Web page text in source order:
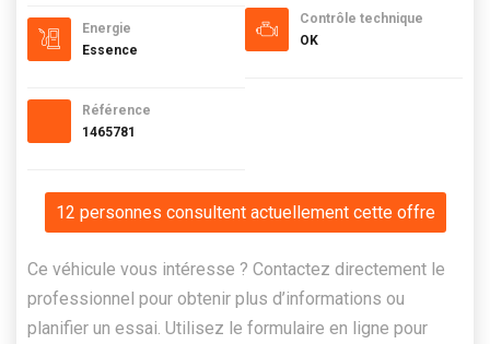
Energie
Essence
Référence
1465781
Contrôle technique
OK
12 personnes consultent actuellement cette offre
Ce véhicule vous intéresse ? Contactez directement le
professionnel pour obtenir plus d’informations ou
planifier un essai. Utilisez le formulaire en ligne pour